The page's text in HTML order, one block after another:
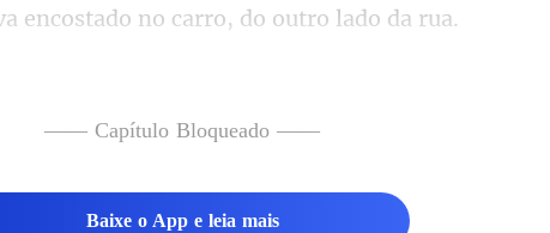
a encostado no carro,
até ali por algo que ele m
—— Capítulo Bloqueado ——
Baixe o App e leia mais